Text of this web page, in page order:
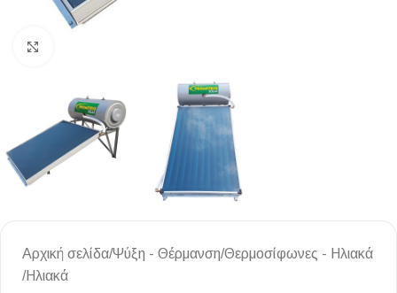
Αρχική σελίδα/Ψύξη - Θέρμανση/Θερμοσίφωνες - Ηλιακά
/Ηλιακά